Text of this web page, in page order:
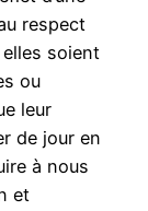
respect
soient
ou
leur
de jour en
à nous
et